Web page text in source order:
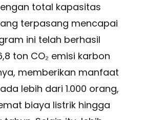
total kapasitas
terpasang mencapai
ini telah berhasil
ton CO₂ emisi karbon
memberikan manfaat
lebih dari 1.000 orang,
biaya listrik hingga